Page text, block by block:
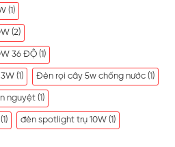
(1)
(2)
36 ĐỘ (1)
3W (1) Đèn rọi cây 5w chống nước (1)
nguyệt (1)
(1) đèn spotlight trụ 10W (1)